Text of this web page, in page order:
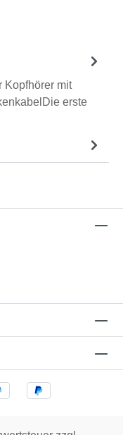
Kopfhörer mit
erste